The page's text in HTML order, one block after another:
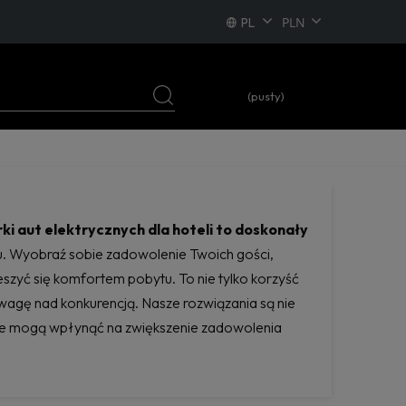
PL
(pusty)
aut elektrycznych dla hoteli to doskonały
Wyobraź sobie zadowolenie Twoich gości,
się komfortem pobytu. To nie tylko korzyść
nad konkurencją. Nasze rozwiązania są nie
mogą wpłynąć na zwiększenie zadowolenia